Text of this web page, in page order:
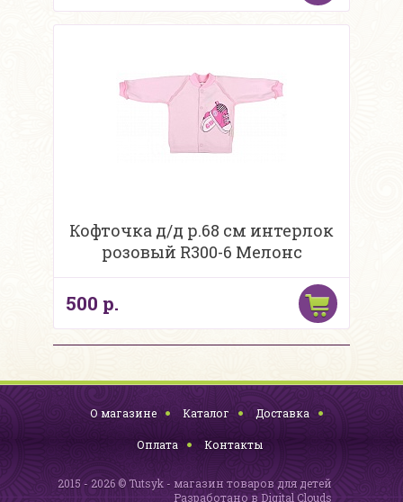
Кофточка д/д р.68 см интерлок
розовый R300-6 Мелонс
500 р.
О магазине Каталог Доставка
Оплата Контакты
2015 - 2026 © Tutsyk - магазин товаров для детей
Разработано в Digital Clouds